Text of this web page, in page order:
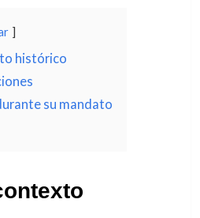
histórico
su mandato